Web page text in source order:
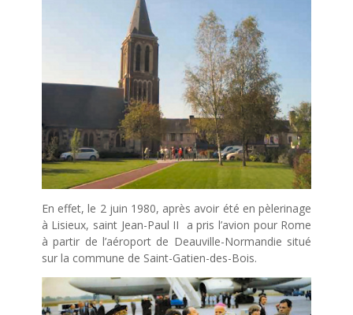
En effet, le 2 juin 1980, après avoir été en pèlerinage
à Lisieux, saint Jean-Paul II a pris l’avion pour Rome
à partir de l’aéroport de Deauville-Normandie situé
sur la commune de Saint-Gatien-des-Bois.